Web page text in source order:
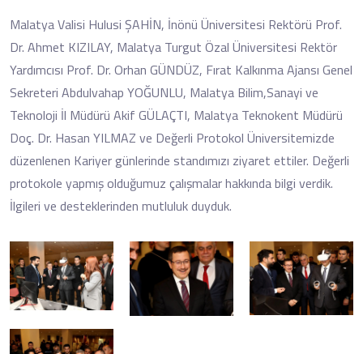
Malatya Valisi Hulusi ŞAHİN, İnönü Üniversitesi Rektörü Prof.
Dr. Ahmet KIZILAY, Malatya Turgut Özal Üniversitesi Rektör
Yardımcısı Prof. Dr. Orhan GÜNDÜZ, Fırat Kalkınma Ajansı Genel
Sekreteri Abdulvahap YOĞUNLU, Malatya Bilim,Sanayi ve
Teknoloji İl Müdürü Akif GÜLAÇTI, Malatya Teknokent Müdürü
Doç. Dr. Hasan YILMAZ ve Değerli Protokol Üniversitemizde
düzenlenen Kariyer günlerinde standımızı ziyaret ettiler. Değerli
protokole yapmış olduğumuz çalışmalar hakkında bilgi verdik.
İlgileri ve desteklerinden mutluluk duyduk.